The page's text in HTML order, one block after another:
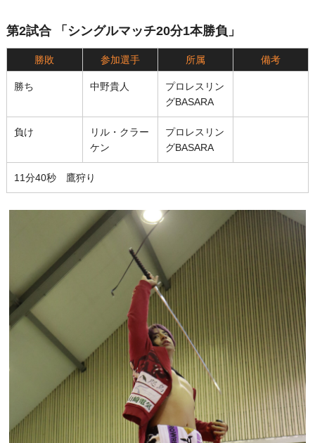
第2試合 「シングルマッチ20分1本勝負」
勝敗 参加選手 所属 備考
勝ち 中野貴人
プロレスリン
グBASARA
負け
リル・クラー
ケン
プロレスリン
グBASARA
11分40秒 鷹狩り